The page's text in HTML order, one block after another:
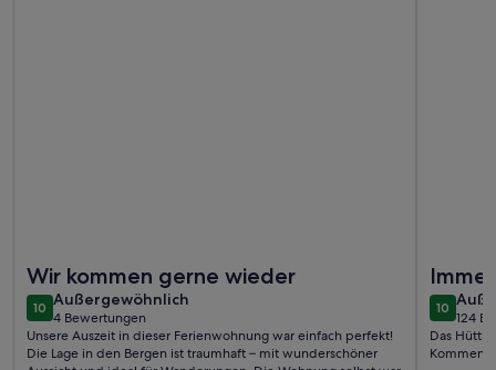
Wir kommen gerne wieder
1010 von 10
Außergewöhnlich
außergewöhnlich
4 Bewertungen
(4
bewertungen)
Unsere Auszeit in dieser Ferienwohnung war einfach perfekt!
Die Lage in den Bergen ist traumhaft – mit wunderschöner
1010 von
124
(124
Das Hüttli
Kommen